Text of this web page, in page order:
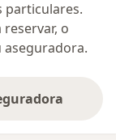
particulares.
o
aseguradora.